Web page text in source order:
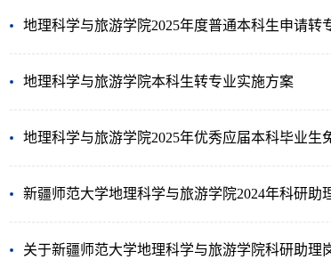
地理科学与旅游学院2025年度普通本科生申请转
地理科学与旅游学院本科生转专业实施方案
地理科学与旅游学院2025年优秀应届本科毕业生
新疆师范大学地理科学与旅游学院2024年科研助
关于新疆师范大学地理科学与旅游学院科研助理